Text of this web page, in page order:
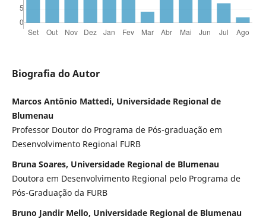
Biografia do Autor
Marcos Antônio Mattedi, Universidade Regional de
Blumenau
Professor Doutor do Programa de Pós-graduação em
Desenvolvimento Regional FURB
Bruna Soares, Universidade Regional de Blumenau
Doutora em Desenvolvimento Regional pelo Programa de
Pós-Graduação da FURB
Bruno Jandir Mello, Universidade Regional de Blumenau